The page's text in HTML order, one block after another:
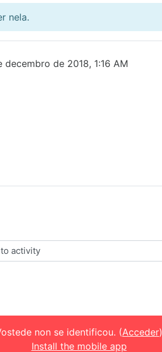
nela.
de 2018, 1:16 AM
activity
non se identificou. (Acceder)
Install the mobile app